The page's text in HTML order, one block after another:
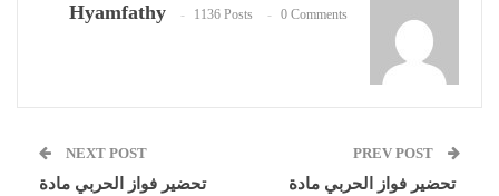
Hyamfathy 1136 Posts 0 Comments
تحضير فواز الحربي مادة
NEXT POST
تحضير فواز الحربي مادة